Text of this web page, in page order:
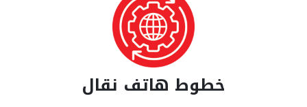
خطوط هاتف نقال